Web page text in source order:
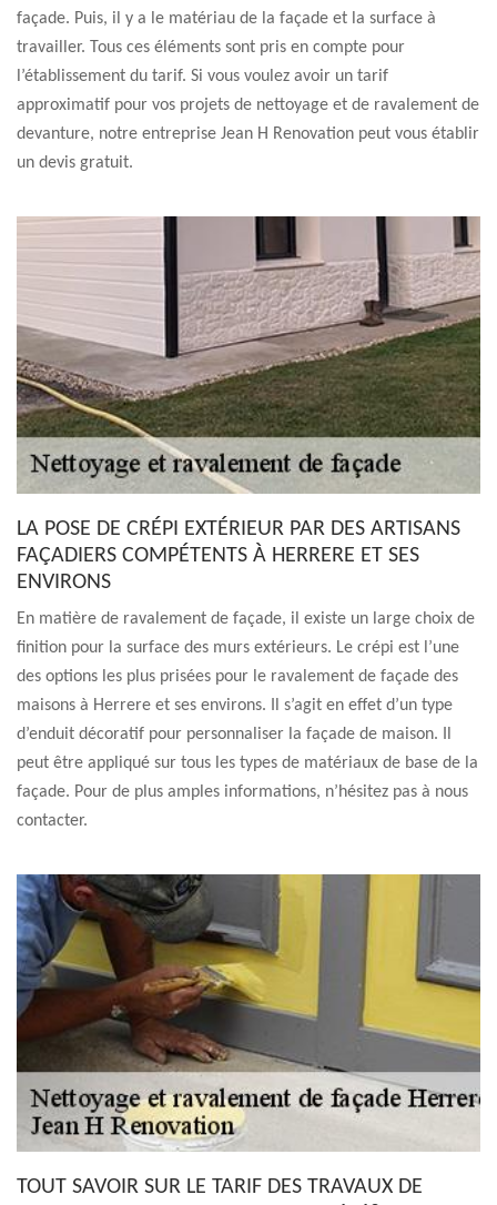
façade. Puis, il y a le matériau de la façade et la surface à
travailler. Tous ces éléments sont pris en compte pour
l’établissement du tarif. Si vous voulez avoir un tarif
approximatif pour vos projets de nettoyage et de ravalement de
devanture, notre entreprise Jean H Renovation peut vous établir
un devis gratuit.
LA POSE DE CRÉPI EXTÉRIEUR PAR DES ARTISANS
FAÇADIERS COMPÉTENTS À HERRERE ET SES
ENVIRONS
En matière de ravalement de façade, il existe un large choix de
finition pour la surface des murs extérieurs. Le crépi est l’une
des options les plus prisées pour le ravalement de façade des
maisons à Herrere et ses environs. Il s’agit en effet d’un type
d’enduit décoratif pour personnaliser la façade de maison. Il
peut être appliqué sur tous les types de matériaux de base de la
façade. Pour de plus amples informations, n’hésitez pas à nous
contacter.
TOUT SAVOIR SUR LE TARIF DES TRAVAUX DE